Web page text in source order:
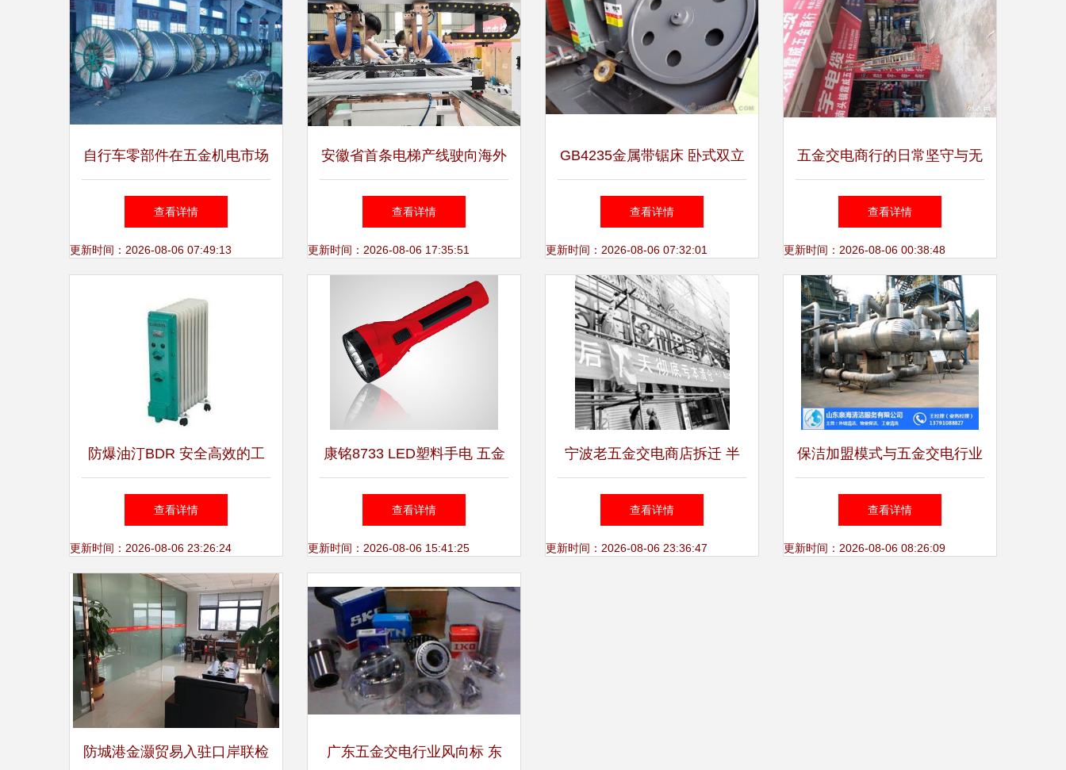
自行车零部件在五金机电市场
的崛起 从代步工具到智能出
行解决方案
查看详情
更新时间：2026-08-06 07:49:13
安徽省首条电梯产线驶向海外
马鞍山制造的全球化跃升
查看详情
更新时间：2026-08-06 17:35:51
GB4235金属带锯床 卧式双立
柱液压设计的精密裁切之选
查看详情
更新时间：2026-08-06 07:32:01
五金交电商行的日常坚守与无
限可能
查看详情
更新时间：2026-08-06 00:38:48
防爆油汀BDR 安全高效的工
业取暖利器，厂家直销价格更
优
查看详情
更新时间：2026-08-06 23:26:24
康铭8733 LED塑料手电 五金
交电渠道的可靠之光
查看详情
更新时间：2026-08-06 15:41:25
宁波老五金交电商店拆迁 半
个世纪的自行车记忆即将落幕
查看详情
更新时间：2026-08-06 23:36:47
保洁加盟模式与五金交电行业
的拓展经营分析
查看详情
更新时间：2026-08-06 08:26:09
防城港金灏贸易入驻口岸联检 广东五金交电行业风向标 东